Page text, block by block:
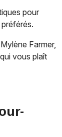
pour
Farmer,
vous plaît